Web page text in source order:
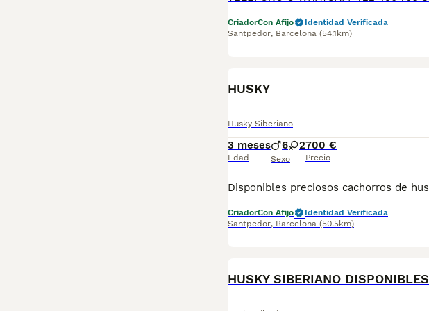
CriadorCon Afijo
Identidad Verificada
Santpedor, Barcelona (54.1km)
HUSKY
Husky Siberiano
3 meses
Edad
6 2
Sexo
700 €
Precio
CriadorCon Afijo
Identidad Verificada
Santpedor, Barcelona (50.5km)
HUSKY SIBERIANO DISPONIBLES